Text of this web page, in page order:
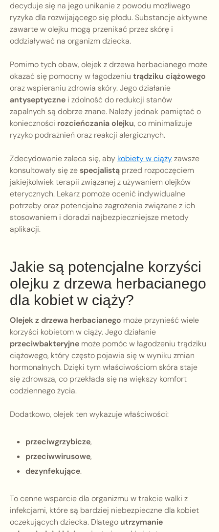
decyduje się na jego unikanie z powodu możliwego
ryzyka dla rozwijającego się płodu. Substancje aktywne
zawarte w olejku mogą przenikać przez skórę i
oddziaływać na organizm dziecka.
Pomimo tych obaw, olejek z drzewa herbacianego może
okazać się pomocny w łagodzeniu trądziku ciążowego
oraz wspieraniu zdrowia skóry. Jego działanie
antyseptyczne i zdolność do redukcji stanów
zapalnych są dobrze znane. Należy jednak pamiętać o
konieczności rozcieńczania olejku, co minimalizuje
ryzyko podrażnień oraz reakcji alergicznych.
Zdecydowanie zaleca się, aby kobiety w ciążyzawsze
konsultowały się zespecjalistą przed rozpoczęciem
jakiejkolwiek terapii związanej z używaniem olejków
eterycznych. Lekarz pomoże ocenić indywidualne
potrzeby oraz potencjalne zagrożenia związane z ich
stosowaniem i doradzi najbezpieczniejsze metody
aplikacji.
Jakie są potencjalne korzyści
olejku z drzewa herbacianego
dla kobiet w ciąży?
Olejek z drzewa herbacianego może przynieść wiele
korzyści kobietom w ciąży. Jego działanie
przeciwbakteryjne może pomóc w łagodzeniu trądziku
ciążowego, który często pojawia się w wyniku zmian
hormonalnych. Dzięki tym właściwościom skóra staje
się zdrowsza, co przekłada się na większy komfort
codziennego życia.
Dodatkowo, olejek ten wykazuje właściwości:
przeciwgrzybicze,
przeciwwirusowe,
dezynfekujące.
To cenne wsparcie dla organizmu w trakcie walki z
infekcjami, które są bardziej niebezpieczne dla kobiet
oczekujących dziecka. Dlatego utrzymanie